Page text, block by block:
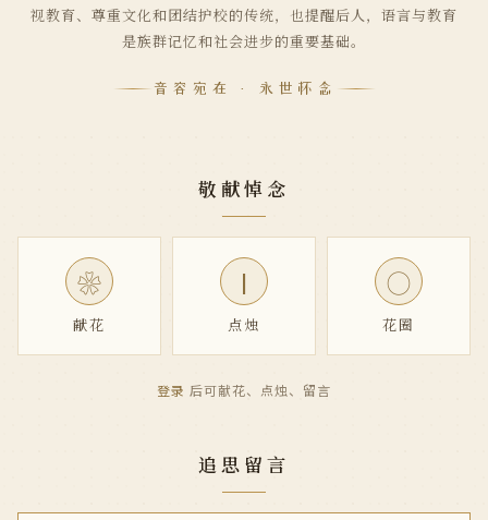
视教育、尊重文化和团结护校的传统，也提醒后人，语言与教育
是族群记忆和社会进步的重要基础。
音容宛在 · 永世怀念
敬献悼念
❀
献花
|
点烛
◯
花圈
登录 后可献花、点烛、留言
追思留言